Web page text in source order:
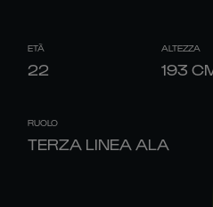
ETÀ
22
ALTEZZA
193
RUOLO
TERZA LINEA ALA